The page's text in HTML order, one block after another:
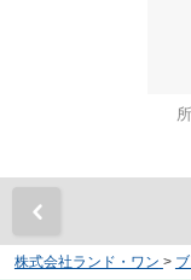
株式会社ランド・ワン >